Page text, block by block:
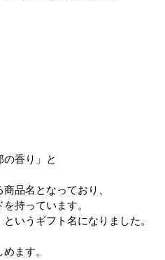
香り」と
品名となっており、
持っています。
いうギフト名になりました。
ます。